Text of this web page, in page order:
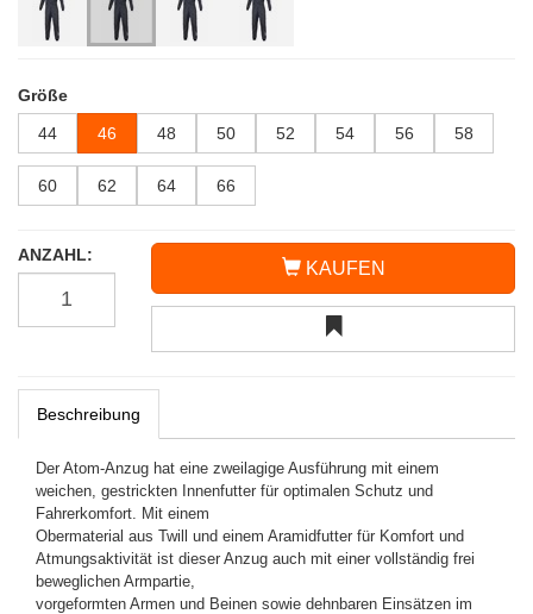
Größe
44
46 48 50 52 54 56 58
60 62 64 66
ANZAHL:
KAUFEN
Beschreibung
Der Atom-Anzug hat eine zweilagige Ausführung mit einem
weichen, gestrickten Innenfutter für optimalen Schutz und
Fahrerkomfort. Mit einem
Obermaterial aus Twill und einem Aramidfutter für Komfort und
Atmungsaktivität ist dieser Anzug auch mit einer vollständig frei
beweglichen Armpartie,
vorgeformten Armen und Beinen sowie dehnbaren Einsätzen im